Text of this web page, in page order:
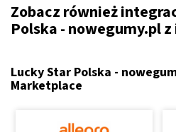
Zobacz również
Polska - nowegumy.pl
Lucky Star Polska -
Marketplace